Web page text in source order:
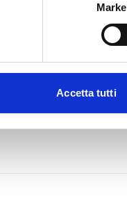
Accetta tutti